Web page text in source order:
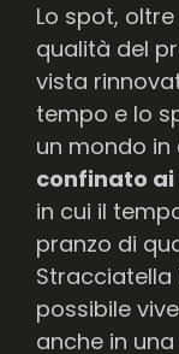
Lo spot,
qualità del
vista
tempo e lo
un mondo in
confinato
in cui il
pranzo di
possibile
anche in